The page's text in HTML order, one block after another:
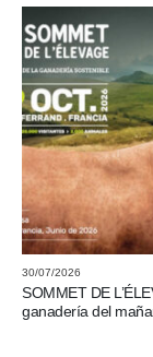
30/07/2026
SOMMET DE
ganadería del